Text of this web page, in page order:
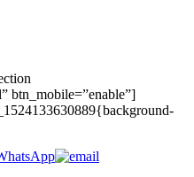
btn_mobile=”enable”]